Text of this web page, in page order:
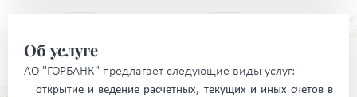
Об услуге
АО "ГОРБАНК" предлагает следующие виды услуг:
открытие и ведение расчетных, текущих и иных счетов в